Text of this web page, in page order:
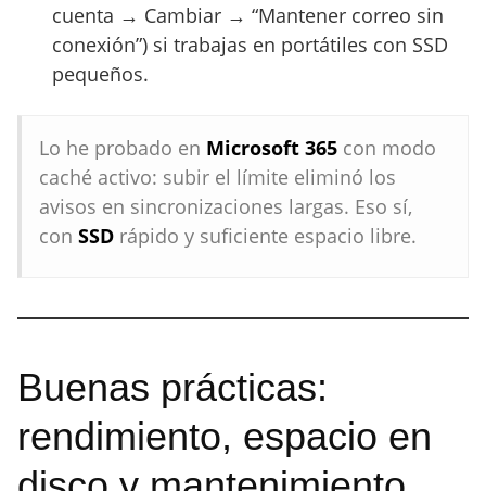
cuenta → Cambiar → “Mantener correo sin
conexión”) si trabajas en portátiles con SSD
pequeños.
Lo he probado en Microsoft 365 con modo
caché activo: subir el límite eliminó los
avisos en sincronizaciones largas. Eso sí,
con SSD rápido y suficiente espacio libre.
Buenas prácticas:
rendimiento, espacio en